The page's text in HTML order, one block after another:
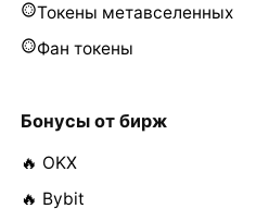
Токены метавселенных
Фан токены
Бонусы от бирж
🔥 OKX
🔥 Bybit